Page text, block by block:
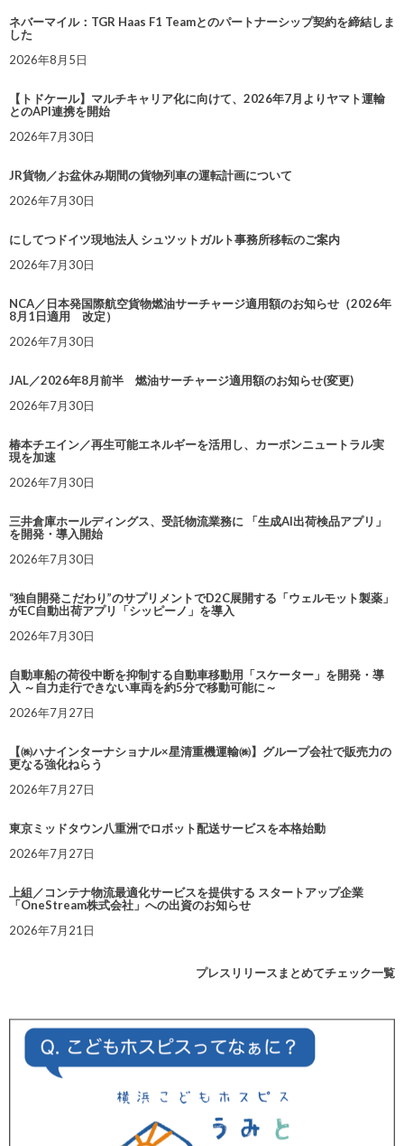
ネバーマイル：TGR Haas F1 Teamとのパートナーシップ契約を締結しま
した
2026年8月5日
【トドケール】マルチキャリア化に向けて、2026年7月よりヤマト運輸
とのAPI連携を開始
2026年7月30日
JR貨物／お盆休み期間の貨物列車の運転計画について
2026年7月30日
にしてつドイツ現地法人 シュツットガルト事務所移転のご案内
2026年7月30日
NCA／日本発国際航空貨物燃油サーチャージ適用額のお知らせ（2026年
8月1日適用 改定）
2026年7月30日
JAL／2026年8月前半 燃油サーチャージ適用額のお知らせ(変更)
2026年7月30日
椿本チエイン／再生可能エネルギーを活用し、カーボンニュートラル実
現を加速
2026年7月30日
三井倉庫ホールディングス、受託物流業務に 「生成AI出荷検品アプリ」
を開発・導入開始
2026年7月30日
“独自開発こだわり”のサプリメントでD2C展開する「ウェルモット製薬」
がEC自動出荷アプリ「シッピーノ」を導入
2026年7月30日
自動車船の荷役中断を抑制する自動車移動用「スケーター」を開発・導
入 ～自力走行できない車両を約5分で移動可能に～
2026年7月27日
【㈱ハナインターナショナル×星清重機運輸㈱】グループ会社で販売力の
更なる強化ねらう
2026年7月27日
東京ミッドタウン八重洲でロボット配送サービスを本格始動
2026年7月27日
上組／コンテナ物流最適化サービスを提供する スタートアップ企業
「OneStream株式会社」への出資のお知らせ
2026年7月21日
プレスリリースまとめてチェック一覧